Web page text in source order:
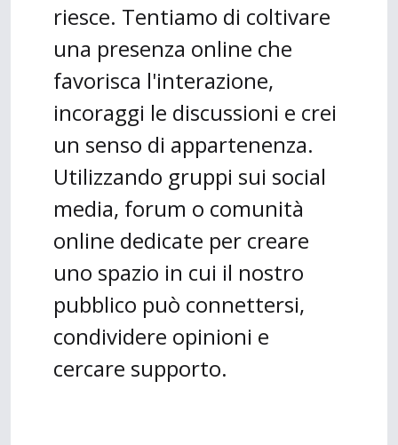
riesce. Tentiamo di coltivare
una presenza online che
favorisca l'interazione,
incoraggi le discussioni e crei
un senso di appartenenza.
Utilizzando gruppi sui social
media, forum o comunità
online dedicate per creare
uno spazio in cui il nostro
pubblico può connettersi,
condividere opinioni e
cercare supporto.